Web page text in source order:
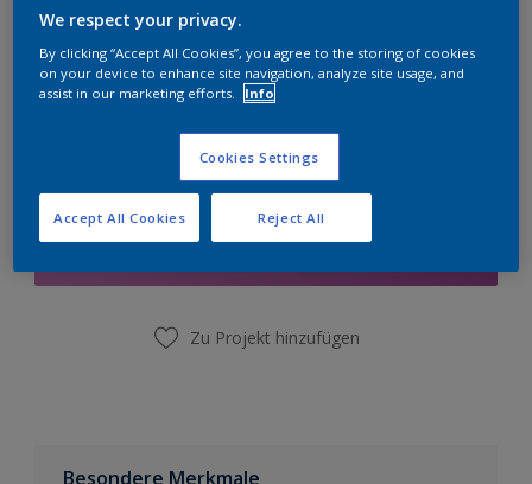
Menge
Zur Einkaufsliste hinzufügen
Zu Projekt hinzufügen
Besondere Merkmale
We respect your privacy.
By clicking “Accept All Cookies”, you agree to the storing of cookies
on your device to enhance site navigation, analyze site usage, and
assist in our marketing efforts.
Info
Cookies Settings
Reject All
Accept All Cookies